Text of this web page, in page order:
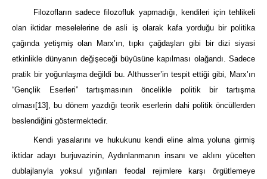
Filozofların sadece filozofluk yapmadığı, kendileri için tehlikeli
olan iktidar meselelerine de asli iş olarak kafa yorduğu bir politika
çağında yetişmiş olan Marx’ın, tıpkı çağdaşları gibi bir dizi siyasi
etkinlikle dünyanın değişeceği büyüsüne kapılması olağandı. Sadece
pratik bir yoğunlaşma değildi bu. Althusser’in tespit ettiği gibi, Marx’ın
“Gençlik Eserleri” tartışmasının öncelikle politik bir tartışma
olması [13] , bu dönem yazdığı teorik eserlerin dahi politik öncüllerden
beslendiğini göstermektedir.
Kendi yasalarını ve hukukunu kendi eline alma yoluna girmiş
iktidar adayı burjuvazinin, Aydınlanmanın insanı ve aklını yücelten
dublajlarıyla yoksul yığınları feodal rejimlere karşı örgütlemeye